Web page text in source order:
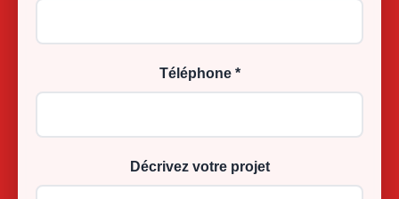
Téléphone *
Décrivez votre projet